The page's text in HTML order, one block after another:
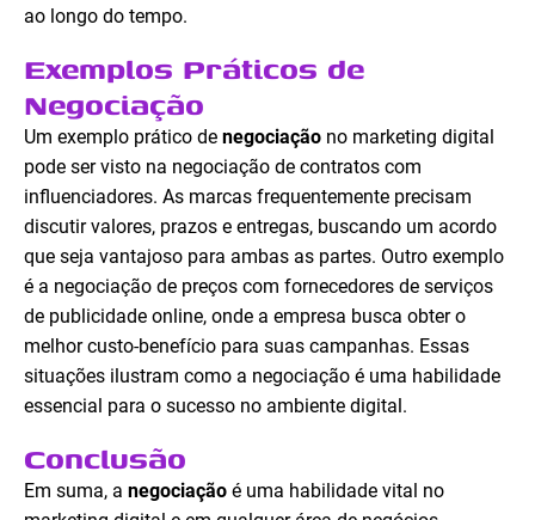
ao longo do tempo.
Exemplos Práticos de
Negociação
Um exemplo prático de negociação no marketing digital
pode ser visto na negociação de contratos com
influenciadores. As marcas frequentemente precisam
discutir valores, prazos e entregas, buscando um acordo
que seja vantajoso para ambas as partes. Outro exemplo
é a negociação de preços com fornecedores de serviços
de publicidade online, onde a empresa busca obter o
melhor custo-benefício para suas campanhas. Essas
situações ilustram como a negociação é uma habilidade
essencial para o sucesso no ambiente digital.
Conclusão
Em suma, a negociação é uma habilidade vital no